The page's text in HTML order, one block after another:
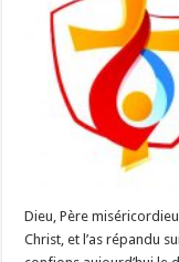
Dieu, Père
Christ, et l’as répandu